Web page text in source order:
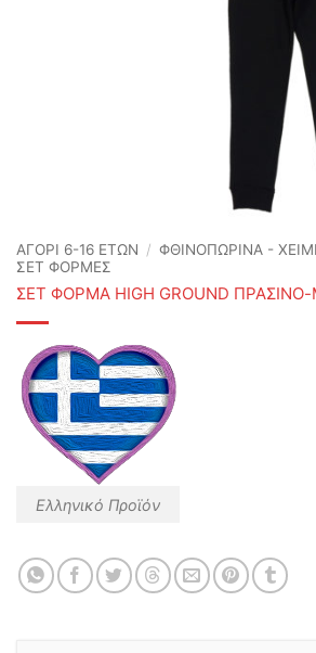
ΑΓΟΡΙ 6-16 ΕΤΩΝ / ΦΘΙΝΟΠΩΡΙΝΆ -
ΣΕΤ ΦΟΡΜΕΣ
ΣΕΤ ΦΟΡΜΑ HIGH GROUND
Ελληνικό Προϊόν